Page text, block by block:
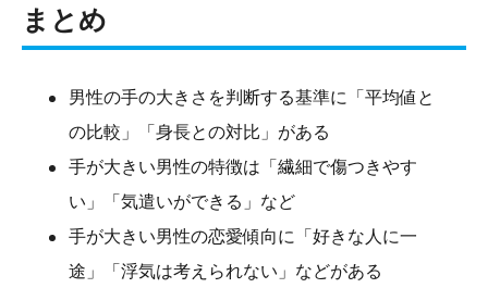
まとめ
男性の手の大きさを判断する基準に「平均値と
の比較」「身長との対比」がある
手が大きい男性の特徴は「繊細で傷つきやす
い」「気遣いができる」など
手が大きい男性の恋愛傾向に「好きな人に一
途」「浮気は考えられない」などがある